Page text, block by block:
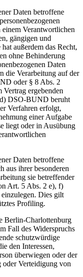
Daten betroffene
Verantwortlichen
gängigen und
außerdem das Recht,
ohne Behinderung
Daten
die Verarbeitung auf der
oder § 8 Abs. 2
ergebenden
DSO-BUND beruht
Verfahren erfolgt,
einer Aufgabe
liegt oder in Ausübung
Daten betroffene
aus ihrer besonderen
sie betreffender
Art. 5 Abs. 2 e), f)
Dies gilt
Profiling.
Berlin-Charlottenburg
Fall des Widerspruchs
schutzwürdige
den Interessen,
überwiegen oder der
oder Verteidigung von